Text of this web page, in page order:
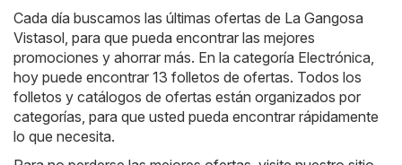
Cada día buscamos las últimas ofertas de La Gangosa
Vistasol, para que pueda encontrar las mejores
promociones y ahorrar más. En la categoría Electrónica,
hoy puede encontrar 13 folletos de ofertas. Todos los
folletos y catálogos de ofertas están organizados por
categorías, para que usted pueda encontrar rápidamente
lo que necesita.